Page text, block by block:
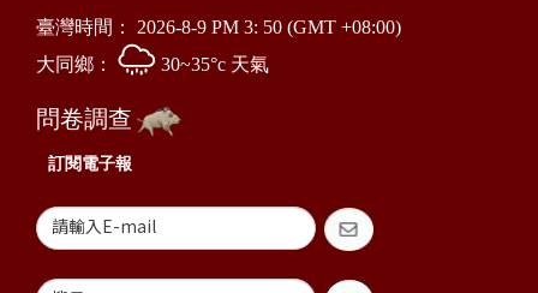
臺灣時間： 2026-8-9 PM 3: 50 (GMT +08:00)
大同鄉：
30~35°c 天氣
問卷調查
訂閱電子報